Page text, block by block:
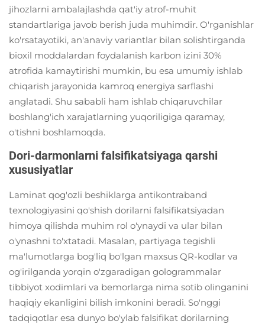
jihozlarni ambalajlashda qat'iy atrof-muhit
standartlariga javob berish juda muhimdir. O'rganishlar
ko'rsatayotiki, an'anaviy variantlar bilan solishtirganda
bioxil moddalardan foydalanish karbon izini 30%
atrofida kamaytirishi mumkin, bu esa umumiy ishlab
chiqarish jarayonida kamroq energiya sarflashi
anglatadi. Shu sababli ham ishlab chiqaruvchilar
boshlang'ich xarajatlarning yuqoriligiga qaramay,
o'tishni boshlamoqda.
Dori-darmonlarni falsifikatsiyaga qarshi
xususiyatlar
Laminat qog'ozli beshiklarga antikontraband
texnologiyasini qo'shish dorilarni falsifikatsiyadan
himoya qilishda muhim rol o'ynaydi va ular bilan
o'ynashni to'xtatadi. Masalan, partiyaga tegishli
ma'lumotlarga bog'liq bo'lgan maxsus QR-kodlar va
og'irilganda yorqin o'zgaradigan gologrammalar
tibbiyot xodimlari va bemorlarga nima sotib olinganini
haqiqiy ekanligini bilish imkonini beradi. So'nggi
tadqiqotlar esa dunyo bo'ylab falsifikat dorilarning